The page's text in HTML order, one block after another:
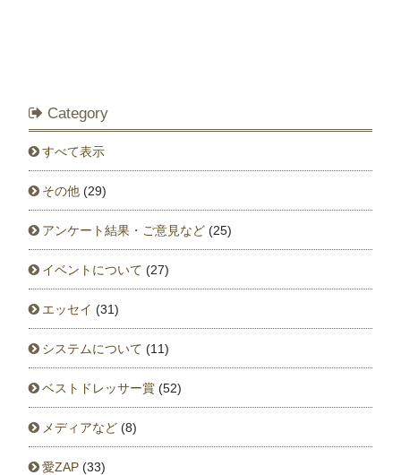
Category
すべて表示
その他 (29)
アンケート結果・ご意見など (25)
イベントについて (27)
エッセイ (31)
システムについて (11)
ベストドレッサー賞 (52)
メディアなど (8)
愛ZAP (33)